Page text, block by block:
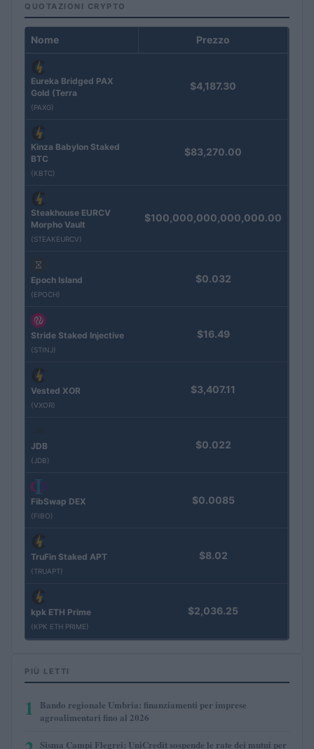
QUOTAZIONI CRYPTO
Nome Prezzo
Eureka Bridged PAX
Gold (Terra
(PAXG)
$4,187.30
Kinza Babylon Staked
BTC
(KBTC)
$83,270.00
Steakhouse EURCV
Morpho Vault
(STEAKEURCV)
$100,000,000,000,000.00
Epoch Island
(EPOCH)
$0.032
Stride Staked Injective
(STINJ)
$16.49
Vested XOR
(VXOR)
$3,407.11
JDB
(JDB)
$0.022
FibSwap DEX
(FIBO)
$0.0085
TruFin Staked APT
(TRUAPT)
$8.02
kpk ETH Prime
(KPK ETH PRIME)
$2,036.25
PIÙ LETTI
1
Bando regionale Umbria: finanziamenti per imprese
agroalimentari fino al 2026
Sisma Campi Flegrei: UniCredit sospende le rate dei mutui per